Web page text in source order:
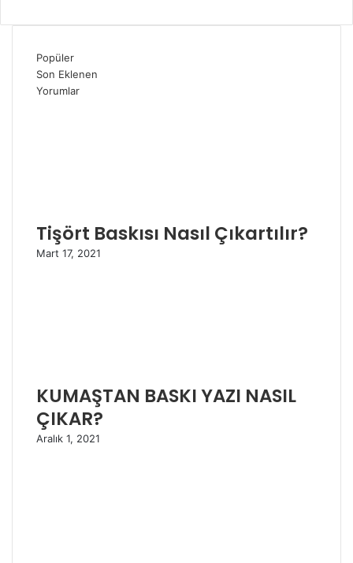
Popüler
Son Eklenen
Yorumlar
Tişört Baskısı Nasıl Çıkartılır?
Mart 17, 2021
KUMAŞTAN BASKI YAZI NASIL
ÇIKAR?
Aralık 1, 2021